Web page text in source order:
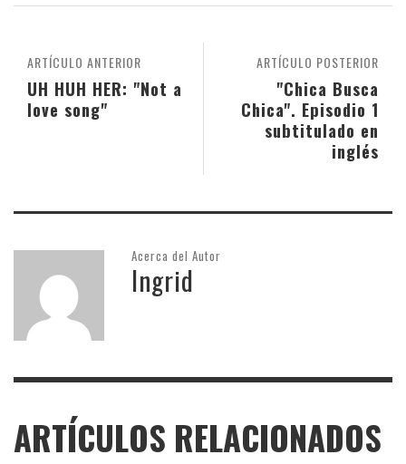
ARTÍCULO POSTERIOR
"Chica Busca
Chica". Episodio 1
subtitulado en
inglés
ARTÍCULO ANTERIOR
UH HUH HER: "Not a
love song"
Acerca del Autor
Ingrid
ARTÍCULOS RELACIONADOS